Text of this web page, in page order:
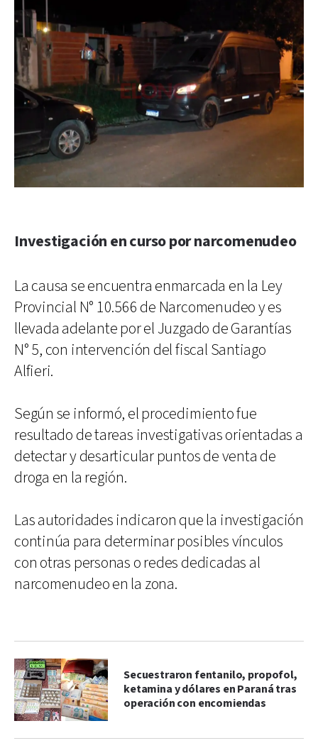
Investigación en curso por narcomenudeo
La causa se encuentra enmarcada en la Ley
Provincial N° 10.566 de Narcomenudeo y es
llevada adelante por el Juzgado de Garantías
N° 5, con intervención del fiscal Santiago
Alfieri.
Según se informó, el procedimiento fue
resultado de tareas investigativas orientadas a
detectar y desarticular puntos de venta de
droga en la región.
Las autoridades indicaron que la investigación
continúa para determinar posibles vínculos
con otras personas o redes dedicadas al
narcomenudeo en la zona.
Secuestraron fentanilo, propofol,
ketamina y dólares en Paraná tras
operación con encomiendas